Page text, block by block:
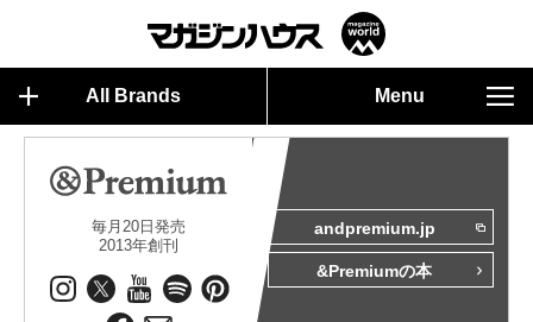
All Brands Menu
毎月20日発売
2013年創刊
andpremium.jp
&Premiumの本